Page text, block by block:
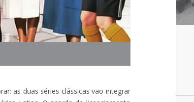
as duas séries clássicas vão integrar